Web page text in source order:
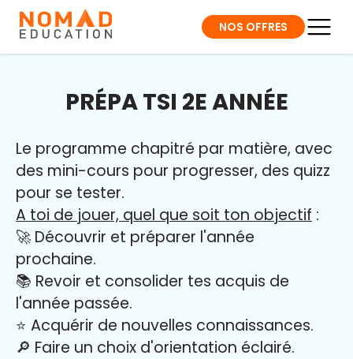
NOS OFFRES
PRÉPA TSI 2E ANNÉE
Le programme chapitré par matière, avec
des mini-cours pour progresser, des quizz
pour se tester.
A toi de jouer, quel que soit ton objectif :
🚀 Découvrir et préparer l'année
prochaine.
📚 Revoir et consolider tes acquis de
l'année passée.
⭐️ Acquérir de nouvelles connaissances.
🔎 Faire un choix d'orientation éclairé.